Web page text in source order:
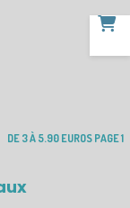
DE 3 À 5.90 EUROS PAGE 1